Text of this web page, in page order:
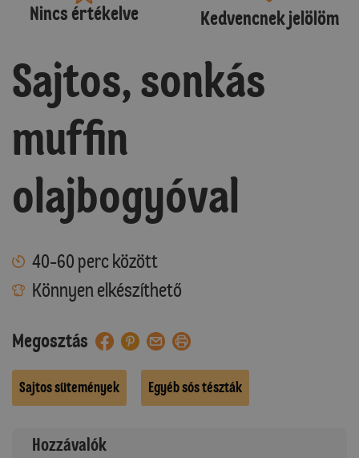
Nincs értékelve Kedvencnek jelölöm
Sajtos, sonkás
muffin
olajbogyóval
40-60 perc között
Könnyen elkészíthető
Megosztás
Sajtos sütemények Egyéb sós tészták
Hozzávalók